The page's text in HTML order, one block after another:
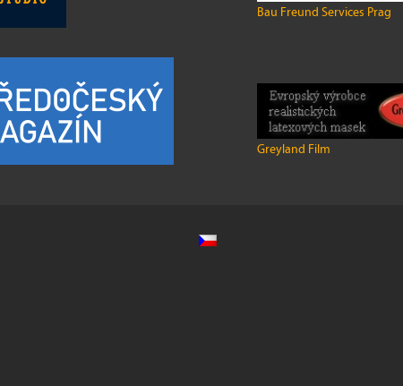
Bau Freund Services Prag
Greyland Film